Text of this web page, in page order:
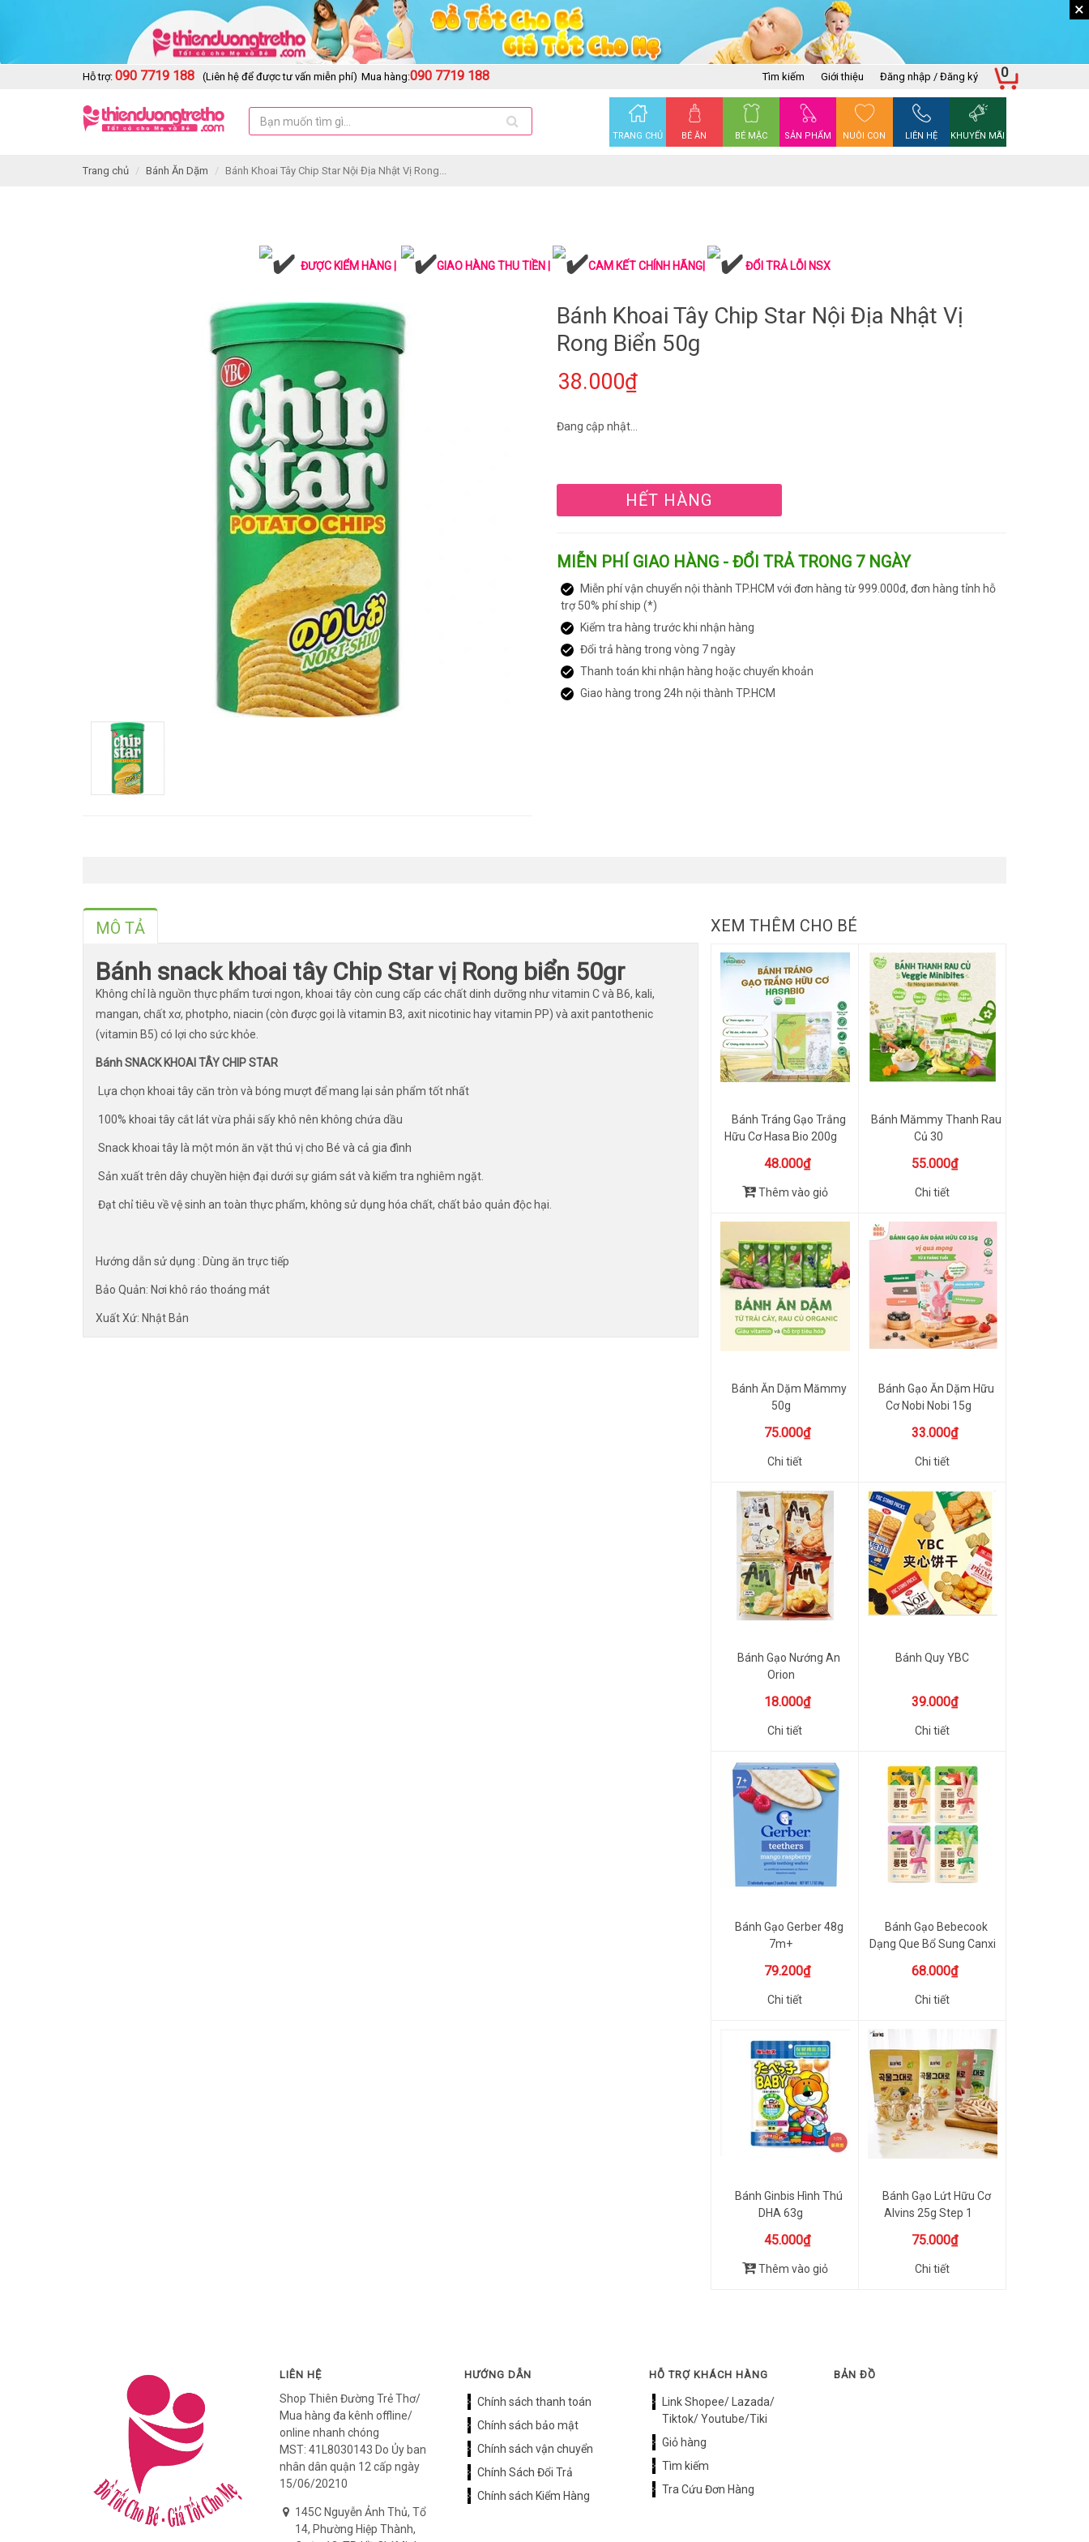
×
Hỗ trợ: 090 7719 188 (Liên hệ để được tư vấn miễn phí) Mua hàng:090 7719 188 Tìm kiếm Giới thiệu Đăng nhập / Đăng ký
TRANG CHỦ BÉ ĂN BÉ MẶC SẢN PHẨM NUÔI CON LIÊN HỆ KHUYẾN MÃI
0
Trang chủ Bánh Ăn Dặm Bánh Khoai Tây Chip Star Nội Địa Nhật Vị Rong...
ĐƯỢC KIỂM HÀNG | GIAO HÀNG THU TIỀN | CAM KẾT CHÍNH HÃNG| ĐỔI TRẢ LỖI NSX
Bánh Khoai Tây Chip Star Nội Địa Nhật Vị
Rong Biển 50g
38.000₫
Đang cập nhật...
HẾT HÀNG
MIỄN PHÍ GIAO HÀNG - ĐỔI TRẢ TRONG 7 NGÀY
Miễn phí vận chuyển nội thành TP.HCM với đơn hàng từ 999.000đ, đơn hàng tỉnh hỗ
trợ 50% phí ship (*)
Kiểm tra hàng trước khi nhận hàng
Đổi trả hàng trong vòng 7 ngày
Thanh toán khi nhận hàng hoặc chuyển khoản
Giao hàng trong 24h nội thành TP.HCM
MÔ TẢ
Bánh snack khoai tây Chip Star vị Rong biển 50gr
Không chỉ là nguồn thực phẩm tươi ngon, khoai tây còn cung cấp các chất dinh dưỡng như vitamin C và B6, kali,
mangan, chất xơ, photpho, niacin (còn được gọi là vitamin B3, axit nicotinic hay vitamin PP) và axit pantothenic
(vitamin B5) có lợi cho sức khỏe.
Bánh SNACK KHOAI TÂY CHIP STAR
Lựa chọn khoai tây căn tròn và bóng mượt để mang lại sản phẩm tốt nhất
100% khoai tây cắt lát vừa phải sấy khô nên không chứa dầu
Snack khoai tây là một món ăn vặt thú vị cho Bé và cả gia đình
Sản xuất trên dây chuyền hiện đại dưới sự giám sát và kiểm tra nghiêm ngặt.
Đạt chỉ tiêu về vệ sinh an toàn thực phẩm, không sử dụng hóa chất, chất bảo quản độc hại.
Hướng dẫn sử dụng : Dùng ăn trực tiếp
Bảo Quản: Nơi khô ráo thoáng mát
Xuất Xứ: Nhật Bản
XEM THÊM CHO BÉ
Bánh Tráng Gạo Trắng
Hữu Cơ Hasa Bio 200g
48.000₫
Thêm vào giỏ
Bánh Mămmy Thanh Rau
Củ 30
55.000₫
Chi tiết
Bánh Ăn Dặm Mămmy
50g
75.000₫
Chi tiết
Bánh Gạo Ăn Dặm Hữu
Cơ Nobi Nobi 15g
33.000₫
Chi tiết
Bánh Gạo Nướng An
Orion
18.000₫
Chi tiết
Bánh Quy YBC
39.000₫
Chi tiết
Bánh Gạo Gerber 48g
7m+
79.200₫
Chi tiết
Bánh Gạo Bebecook
Dạng Que Bổ Sung Canxi
68.000₫
Chi tiết
Bánh Ginbis Hình Thú
DHA 63g
45.000₫
Thêm vào giỏ
Bánh Gạo Lứt Hữu Cơ
Alvins 25g Step 1
75.000₫
Chi tiết
LIÊN HỆ
Shop Thiên Đường Trẻ Thơ/
Mua hàng đa kênh offline/
online nhanh chóng
MST: 41L8030143 Do Ủy ban
nhân dân quận 12 cấp ngày
15/06/20210
145C Nguyễn Ảnh Thủ, Tổ
14, Phường Hiệp Thành,
HƯỚNG DẪN
Chính sách thanh toán
Chính sách bảo mật
Chính sách vận chuyển
Chính Sách Đổi Trả
Chính sách Kiểm Hàng
HỖ TRỢ KHÁCH HÀNG
Link Shopee/ Lazada/
Tiktok/ Youtube/Tiki
Giỏ hàng
Tìm kiếm
Tra Cứu Đơn Hàng
BẢN ĐỒ